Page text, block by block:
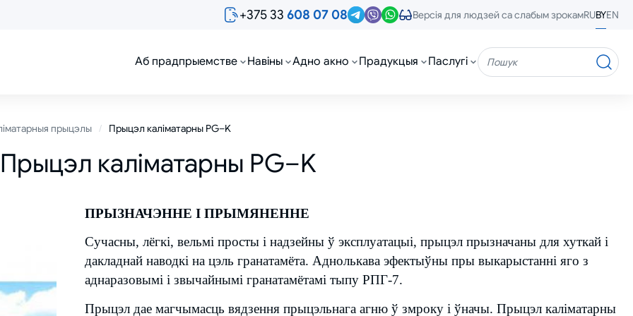
+375 33 608 07 08 Версія для людзей са слабым зрокамRUBYEN
Аб прадпрыемстве Навіны Адно акно Прадукцыя Паслугі Пошук
прыцэлы Прыцэл каліматарны PG–K
Прыцэл каліматарны PG–K
ПРЫЗНАЧЭННЕ І ПРЫМЯНЕННЕ
Сучасны, лёгкі, вельмі просты і надзейны ў эксплуатацыі, прыцэл прызначаны для хуткай і
дакладнай наводкі на цэль гранатамёта. Аднолькава эфектыўны пры выкарыстанні яго з
аднаразовымі і звычайнымі гранатамётамі тыпу РПГ-7.
Прыцэл дае магчымасць вядзення прыцэльнага агню ў змроку і ўначы. Прыцэл каліматарны